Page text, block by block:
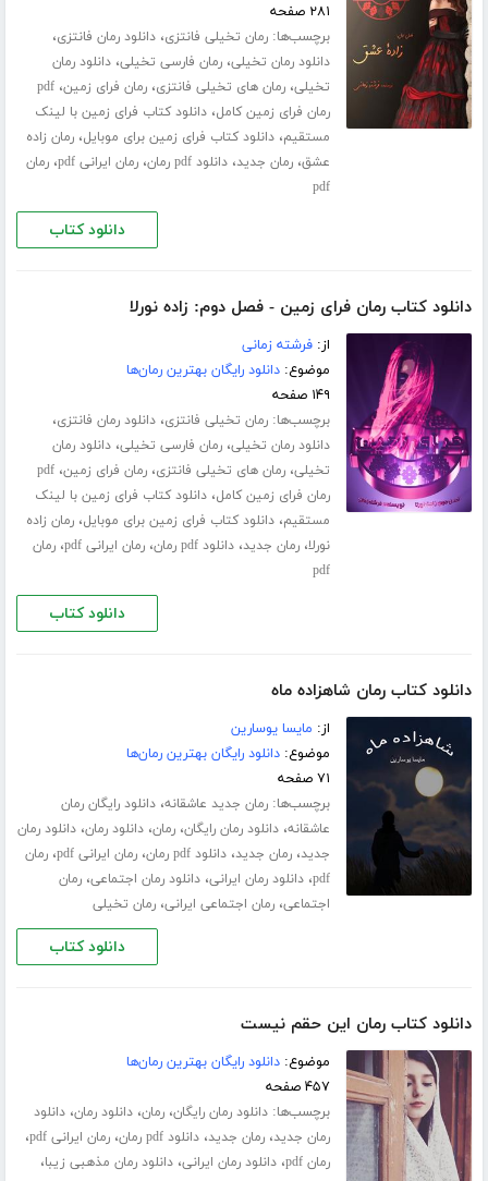
۲۸۱ صفحه
برچسب‌ها:رمان تخیلی فانتزی،دانلود رمان فانتزی،
دانلود رمان تخیلی،رمان فارسی تخیلی،دانلود رمان
تخیلی،رمان های تخیلی فانتزی،رمان فرای زمین،pdf
رمان فرای زمین کامل،دانلود کتاب فرای زمین با لینک
مستقیم،دانلود کتاب فرای زمین برای موبایل،رمان زاده
عشق،رمان جدید،دانلود pdf رمان ،رمان ایرانی pdf ،رمان
pdf
دانلود کتاب
دانلود کتاب رمان فرای زمین - فصل دوم: زاده نورلا
از:فرشته زمانی
موضوع:دانلود رایگان بهترین رمان‌ها
۱۴۹ صفحه
برچسب‌ها:رمان تخیلی فانتزی،دانلود رمان فانتزی،
دانلود رمان تخیلی،رمان فارسی تخیلی،دانلود رمان
تخیلی،رمان های تخیلی فانتزی،رمان فرای زمین،pdf
رمان فرای زمین کامل،دانلود کتاب فرای زمین با لینک
مستقیم،دانلود کتاب فرای زمین برای موبایل،رمان زاده
نورلا،رمان جدید،دانلود pdf رمان ،رمان ایرانی pdf ،رمان
pdf
دانلود کتاب
دانلود کتاب رمان شاهزاده ماه
از: مایسا یوسارین
موضوع:دانلود رایگان بهترین رمان‌ها
۷۱ صفحه
برچسب‌ها:رمان جدید عاشقانه،دانلود رایگان رمان
عاشقانه،دانلود رمان رایگان،رمان،دانلود رمان،دانلود رمان
جدید،رمان جدید،دانلود pdf رمان ،رمان ایرانی pdf ،رمان
pdf،دانلود رمان ایرانی،دانلود رمان اجتماعی،رمان
اجتماعی،رمان اجتماعی ایرانی،رمان تخیلی
دانلود کتاب
دانلود کتاب رمان این حقم نیست
موضوع:دانلود رایگان بهترین رمان‌ها
۴۵۷ صفحه
برچسب‌ها:دانلود رمان رایگان،رمان،دانلود رمان،دانلود
رمان جدید،رمان جدید،دانلود pdf رمان ،رمان ایرانی pdf ،
رمان pdf ،دانلود رمان ایرانی،دانلود رمان مذهبی زیبا،